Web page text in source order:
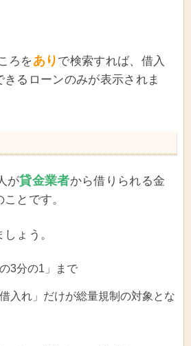
ろをあり で検索すれば、借入
るローンのみが表示されま
が貸金業者から借りられる金
とです。
ょう。
3分の1」まで
入れ」だけが総量規制の対象とな